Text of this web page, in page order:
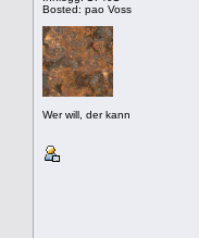
Bosted: pao Voss
Wer will, der kann